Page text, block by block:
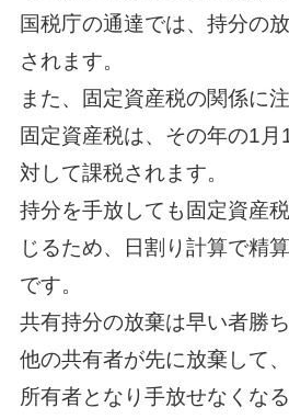
国税庁の通達では、持分の
されます。
また、固定資産税の関係に
固定資産税は、その年の1
対して課税されます。
持分を手放しても固定資産
じるため、日割り計算で精
です。
共有持分の放棄は早い者勝
他の共有者が先に放棄して
所有者となり手放せなくなる